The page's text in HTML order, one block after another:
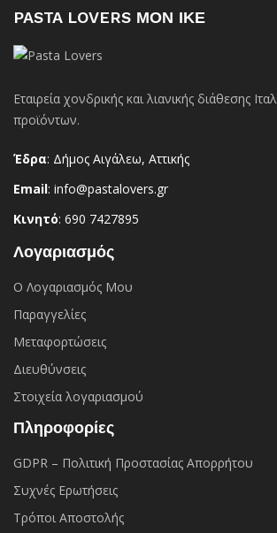
PASTA LOVERS ΜΟΝ ΙΚΕ
Εταιρεία χονδρικής και λιανικής διάθεσης
προϊόντων.
Έδρα: Δήμος Αιγάλεω, Αττικής
Email: info@pastalovers.gr
Κινητό: 690 7427895
Λογαριασμός
Ο Λογαριασμός Μου
Παραγγελίες
Μεταφορτώσεις
Διευθύνσεις
Στοιχεία λογαριασμού
Πληροφορίες
GDPR – Πολιτική Προστασίας Απορρήτου
Συχνές Eρωτήσεις
Τρόποι Αποστολής